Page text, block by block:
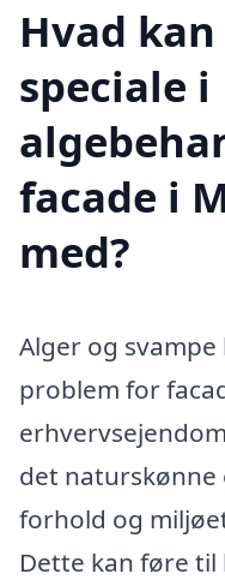
Hvad
speciale i
facade i
med?
Alger og
problem for
det
forhold og
Dette kan føre